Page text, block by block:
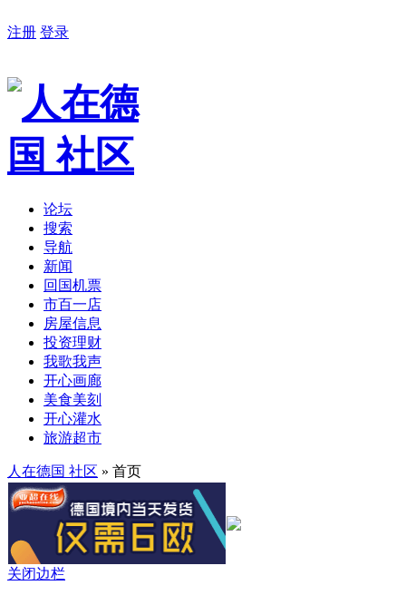
注册 登录
论坛
搜索
导航
新闻
回国机票
市百一店
房屋信息
投资理财
我歌我声
开心画廊
美食美刻
开心灌水
旅游超市
人在德国 社区 » 首页
关闭边栏